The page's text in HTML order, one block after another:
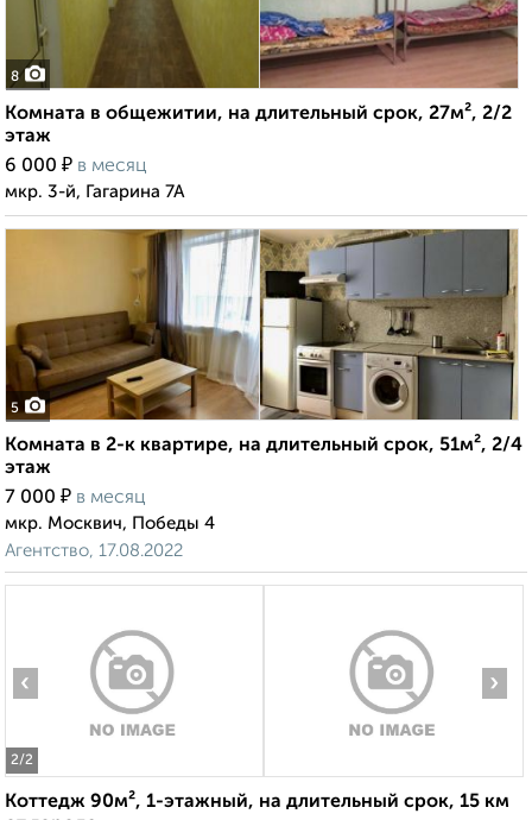
8
Комната в общежитии, на длительный срок, 27м², 2/2
этаж
6 000 ₽ в месяц
мкр. 3-й, Гагарина 7А
5
Комната в 2-к квартире, на длительный срок, 51м², 2/4
этаж
7 000 ₽ в месяц
мкр. Москвич, Победы 4
Агентство, 17.08.2022
2/2
‹ ›
Коттедж 90м², 1-этажный, на длительный срок, 15 км